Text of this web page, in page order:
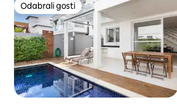
Odabrali gosti
Odabrali gosti